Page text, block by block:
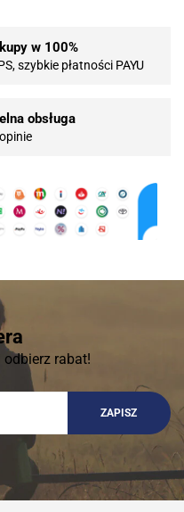
w 100%
szybkie płatności PAYU
obsługa
rabat!